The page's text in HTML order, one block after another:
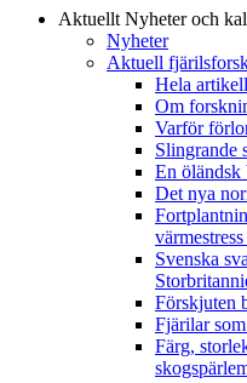
Aktuellt Nyheter och
Nyheter
Aktuell
Hela
Om
Varför
Slingrande
En öländsk
Det nya
Svenska
Förskjuten
Fjärilar
Färg,